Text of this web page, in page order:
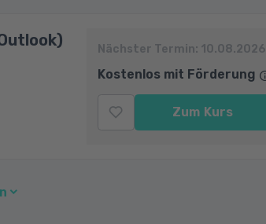
Nächster Termin: 10.08.2026
Kostenlos mit Förderung
Zum Kurs